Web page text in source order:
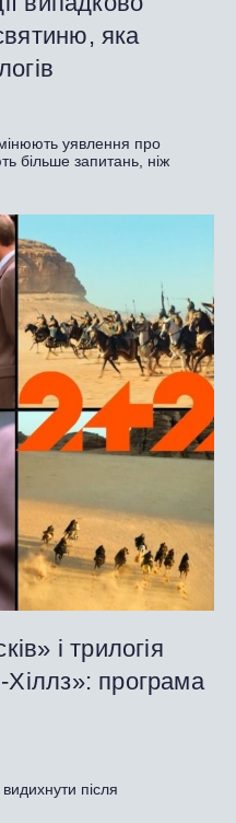
яка
уявлення про
більше запитань, ніж
і трилогія
Хіллз»: програма
після